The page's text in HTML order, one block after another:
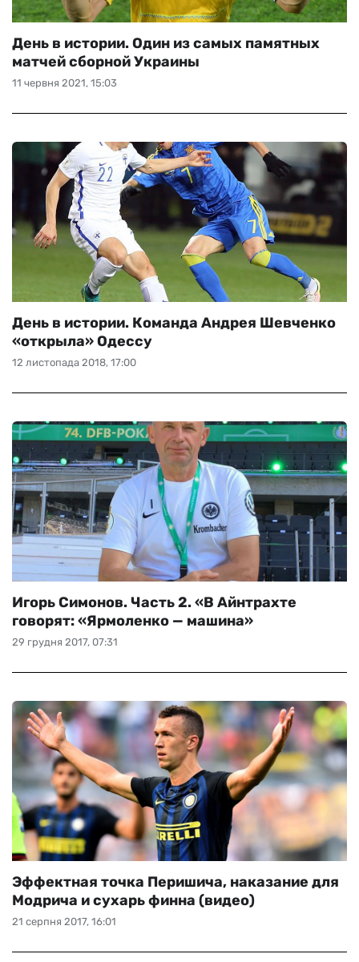
11 червня 2021, 15:03
День в истории. Один из самых памятных
матчей сборной Украины
12 листопада 2018, 17:00
День в истории. Команда Андрея Шевченко
«открыла» Одессу
29 грудня 2017, 07:31
Игорь Симонов. Часть 2. «В Айнтрахте
говорят: «Ярмоленко — машина»
21 серпня 2017, 16:01
Эффектная точка Перишича, наказание для
Модрича и сухарь финна (видео)